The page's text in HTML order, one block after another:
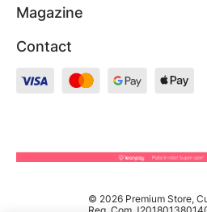
Magazine
Contact
© 2026 Premium Store,